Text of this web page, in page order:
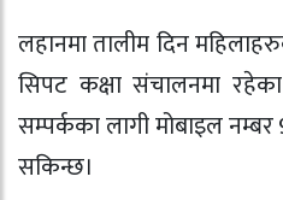
लहानमा तालीम दिन
सिपट कक्षा संचालनमा
सम्पर्कका लागी मोबाइल
सकिन्छ।